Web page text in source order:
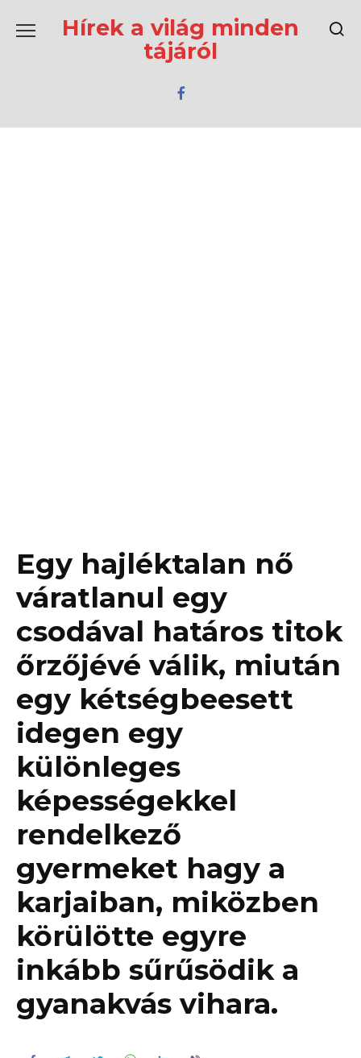
содержаниюHírek a világ minden
tájáról
Egy hajléktalan nő
váratlanul egy
csodával határos titok
őrzőjévé válik, miután
egy kétségbeesett
idegen egy
különleges
képességekkel
rendelkező
gyermeket hagy a
karjaiban, miközben
körülötte egyre
inkább sűrűsödik a
gyanakvás vihara.